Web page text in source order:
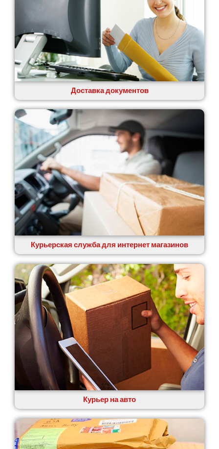
Доставка документов
Курьерская служба для интернет магазинов
Курьер на авто